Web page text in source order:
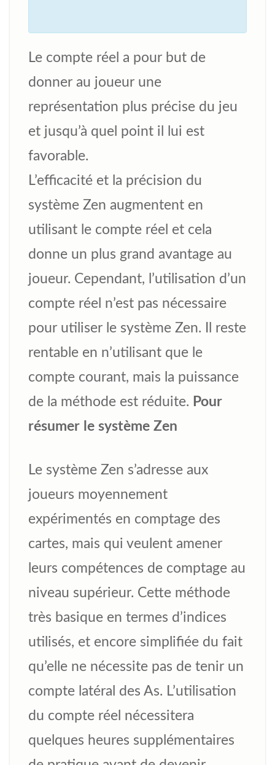
Le compte réel a pour but de
donner au joueur une
représentation plus précise du jeu
et jusqu’à quel point il lui est
favorable.
L’efficacité et la précision du
système Zen augmentent en
utilisant le compte réel et cela
donne un plus grand avantage au
joueur. Cependant, l’utilisation d’un
compte réel n’est pas nécessaire
pour utiliser le système Zen. Il reste
rentable en n’utilisant que le
compte courant, mais la puissance
de la méthode est réduite. Pour
résumer le système Zen
Le système Zen s’adresse aux
joueurs moyennement
expérimentés en comptage des
cartes, mais qui veulent amener
leurs compétences de comptage au
niveau supérieur. Cette méthode
très basique en termes d’indices
utilisés, et encore simplifiée du fait
qu’elle ne nécessite pas de tenir un
compte latéral des As. L’utilisation
du compte réel nécessitera
quelques heures supplémentaires